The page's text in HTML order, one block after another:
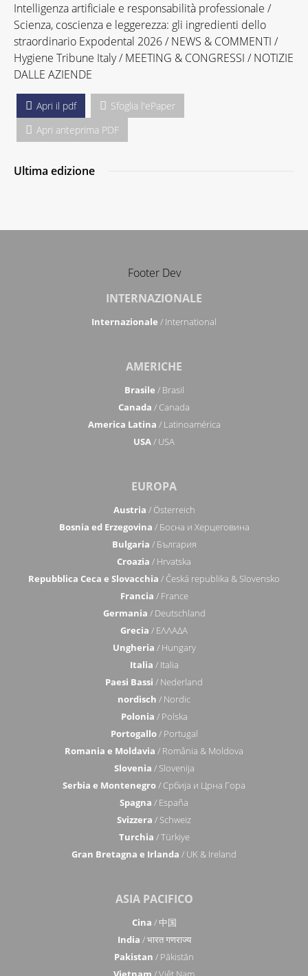
Intelligenza artificiale e responsabilità professionale /
Scienza, coscienza e leggerezza: gli ingredienti dello
straordinario Expodental 2026 / NEWS & COMMENTI /
Hygiene Tribune Italy / MEETING & CONGRESSI / NOTIZIE
DALLE AZIENDE
Apri il pdf
Sfoglia l'ePaper
Apri anteprima PDF
Ultima edizione
Footer Dev
INTERNAZIONALE
Internazionale / International
AMERICHE
Brasile / Brasil
Canada / Canada
America Latina / Latinoamérica
USA/ USA
EUROPA
Austria / Österreich
Bosnia ed Erzegovina / Босна и Херцеговина
Bulgaria / България
Croazia / Hrvatska
Repubblica Ceca e Slovacchia / Česká republika & Slovensko
Francia / France
Germania / Deutschland
Grecia / ΕΛΛΑΔΑ
Ungheria / Hungary
Italia / Italia
Paesi Bassi / Nederland
nordisch / Nordic
Polonia / Polska
Portogallo/ Portugal
Romania e Moldavia / România & Moldova
Slovenia / Slovenija
Serbia e Montenegro/ Србија и Црна Гора
Spagna / España
Svizzera / Schweiz
Turchia / Türkiye
Gran Bretagna e Irlanda / UK & Ireland
ASIA PACIFICO
Cina / 中国
India / भारत गणराज्य
Pakistan / Pākistān